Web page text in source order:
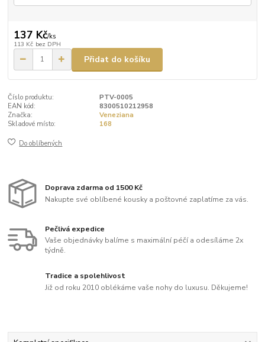
137 Kč/ks
113 Kč bez DPH
Přidat do košíku
Číslo produktu:
PTV-0005
EAN kód:
8300510212958
Značka:
Veneziana
Skladové místo:
168
Do oblíbených
Doprava zdarma od 1500 Kč
Nakupte své oblíbené kousky a poštovné zaplatíme za vás.
Pečlivá expedice
Vaše objednávky balíme s maximální péčí a odesíláme 2x
týdně.
Tradice a spolehlivost
Již od roku 2010 oblékáme vaše nohy do luxusu. Děkujeme!